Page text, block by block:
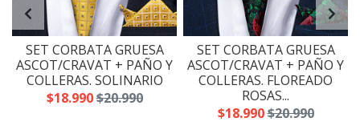
SET CORBATA GRUESA
ASCOT/CRAVAT + PAÑO Y
COLLERAS. SOLINARIO
$18.990$20.990
SET CORBATA GRUESA
ASCOT/CRAVAT + PAÑO Y
COLLERAS. FLOREADO
ROSAS...
$18.990$20.990